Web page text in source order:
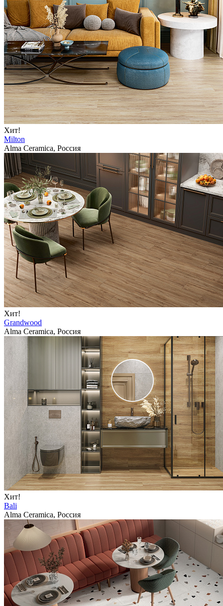
Хит!
Milton
Alma Ceramica, Россия
Хит!
Grandwood
Alma Ceramica, Россия
Хит!
Bali
Alma Ceramica, Россия